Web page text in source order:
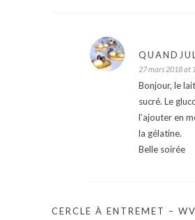
27 mars 2018 at
Bonjour, le
sucré. Le
l’ajouter en
la gélatine.
Belle soirée
CERCLE À ENTREMET –